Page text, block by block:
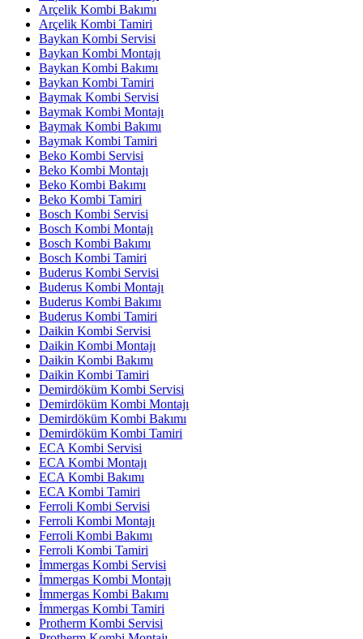
Arçelik Kombi Bakımı
Arçelik Kombi Tamiri
Baykan Kombi Servisi
Baykan Kombi Montajı
Baykan Kombi Bakımı
Baykan Kombi Tamiri
Baymak Kombi Servisi
Baymak Kombi Montajı
Baymak Kombi Bakımı
Baymak Kombi Tamiri
Beko Kombi Servisi
Beko Kombi Montajı
Beko Kombi Bakımı
Beko Kombi Tamiri
Bosch Kombi Servisi
Bosch Kombi Montajı
Bosch Kombi Bakımı
Bosch Kombi Tamiri
Buderus Kombi Servisi
Buderus Kombi Montajı
Buderus Kombi Bakımı
Buderus Kombi Tamiri
Daikin Kombi Servisi
Daikin Kombi Montajı
Daikin Kombi Bakımı
Daikin Kombi Tamiri
Demirdöküm Kombi Servisi
Demirdöküm Kombi Montajı
Demirdöküm Kombi Bakımı
Demirdöküm Kombi Tamiri
ECA Kombi Servisi
ECA Kombi Montajı
ECA Kombi Bakımı
ECA Kombi Tamiri
Ferroli Kombi Servisi
Ferroli Kombi Montajı
Ferroli Kombi Bakımı
Ferroli Kombi Tamiri
İmmergas Kombi Servisi
İmmergas Kombi Montajı
İmmergas Kombi Bakımı
İmmergas Kombi Tamiri
Protherm Kombi Servisi